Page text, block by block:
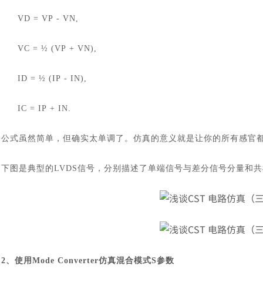
VD = VP - VN,
VC = ½ (VP + VN),
ID = ½ (IP - IN),
IC = IP + IN.
公式虽然简单，但确实太单调了。仿真的意义就是让你的所有感官
下图是典型的LVDS信号，分别描述了单端信号与差分信号分量和
2、使用Mode Converter仿真混合模式S参数